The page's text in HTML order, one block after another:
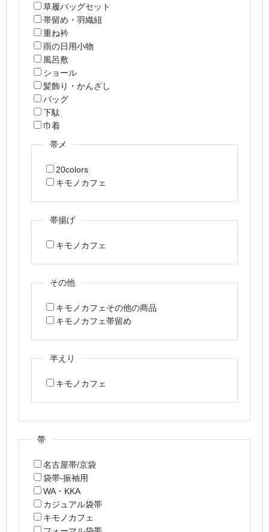
草履バッグセット
帯留め・羽織紐
重ね衿
雨の日用小物
風呂敷
ショール
髪飾り・かんざし
バッグ
下駄
巾着
帯メ
20colors
キモノカフェ
帯揚げ
キモノカフェ
その他
キモノカフェその他の商品
キモノカフェ帯留め
半えり
キモノカフェ
帯
名古屋帯/京袋
袋帯-振袖用
WA・KKA
カジュアル袋帯
キモノカフェ